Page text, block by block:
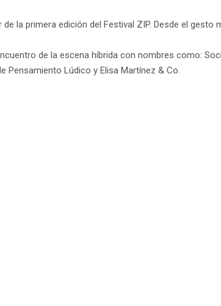
la primera edición del Festival ZIP. Desde el gesto
de la escena híbrida con nombres como:
Pensamiento Lúdico y Elisa Martínez & Co.